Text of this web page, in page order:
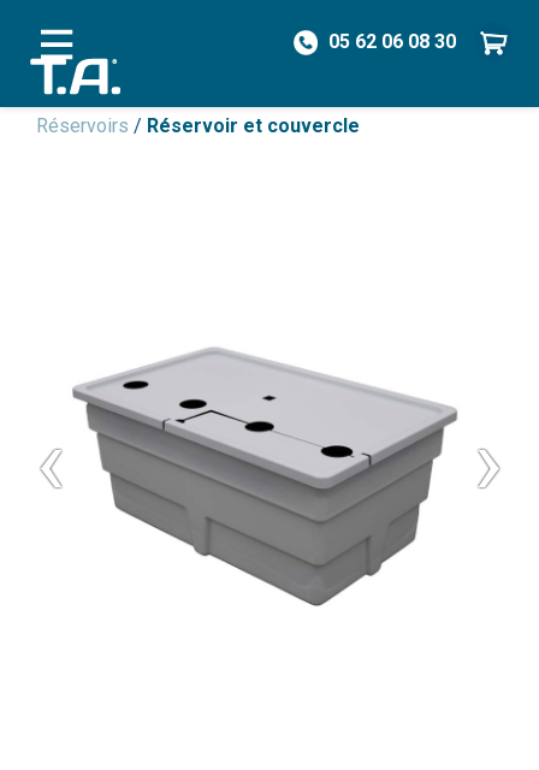
05 62 06 08 30
/ Pièces détachées
Réservoirs / Réservoir et couvercle
‹ ›